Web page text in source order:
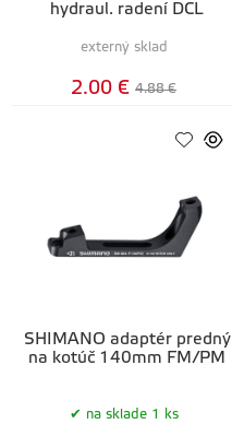
hydraul. radení DCL
externý sklad
2.00 € 4.88 €
SHIMANO adaptér predný
na kotúč 140mm FM/PM
na sklade 1 ks